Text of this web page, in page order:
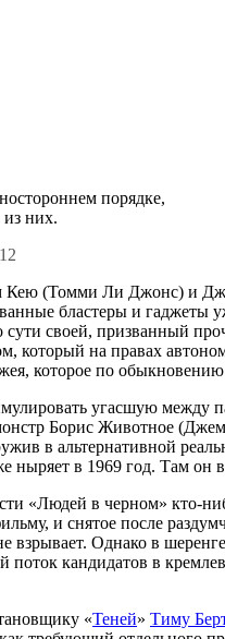
порядке,
них.
Кею (Томми Ли Джонс) и
бластеры и гаджеты
своей, призванный
который на правах
которое по обыкновению
угасшую между
Борис Животное
в альтернативной
в 1969 год. Там он
«Людей в черном» кто-
и снятое после
взрывает. Однако в
кандидатов в
«Теней» Тиму